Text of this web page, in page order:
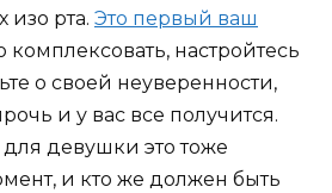
изо рта. Это первый ваш
комплексовать, настройтесь
о своей неуверенности,
и у вас все получится.
для девушки это тоже
и кто же должен быть